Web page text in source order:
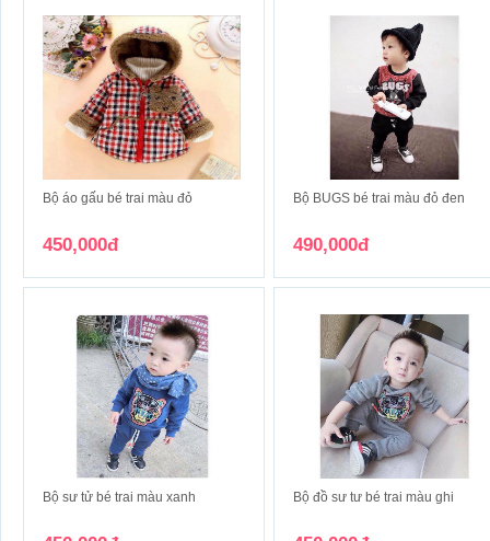
Bộ áo gấu bé trai màu đỏ
450,000đ
Bộ BUGS bé trai màu đỏ đen
490,000đ
Bộ sư tử bé trai màu xanh Bộ đồ sư tư bé trai màu ghi